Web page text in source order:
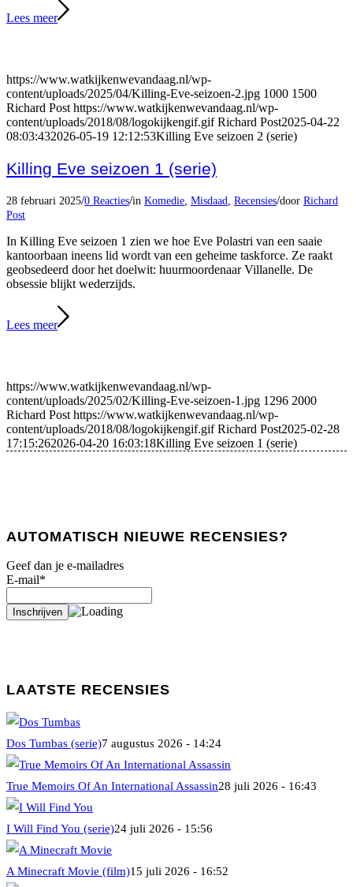
Lees meer
https://www.watkijkenwevandaag.nl/wp-
content/uploads/2025/04/Killing-Eve-seizoen-2.jpg 1000 1500
Richard Post https://www.watkijkenwevandaag.nl/wp-
content/uploads/2018/08/logokijkengif.gif Richard Post2025-04-22
08:03:432026-05-19 12:12:53Killing Eve seizoen 2 (serie)
Killing Eve seizoen 1 (serie)
28 februari 2025/0 Reacties/in Komedie Misdaad Recensies/door Richard
Post
In Killing Eve seizoen 1 zien we hoe Eve Polastri van een saaie
kantoorbaan ineens lid wordt van een geheime taskforce. Ze raakt
geobsedeerd door het doelwit: huurmoordenaar Villanelle. De
obsessie blijkt wederzijds.
Lees meer
https://www.watkijkenwevandaag.nl/wp-
content/uploads/2025/02/Killing-Eve-seizoen-1.jpg 1296 2000
Richard Post https://www.watkijkenwevandaag.nl/wp-
content/uploads/2018/08/logokijkengif.gif Richard Post2025-02-28
17:15:262026-04-20 16:03:18Killing Eve seizoen 1 (serie)
AUTOMATISCH NIEUWE RECENSIES?
Geef dan je e-mailadres
E-mail*
LAATSTE RECENSIES
Dos Tumbas (serie)7 augustus 2026 - 14:24
True Memoirs Of An International Assassin28 juli 2026 - 16:43
I Will Find You (serie)24 juli 2026 - 15:56
A Minecraft Movie (film)15 juli 2026 - 16:52